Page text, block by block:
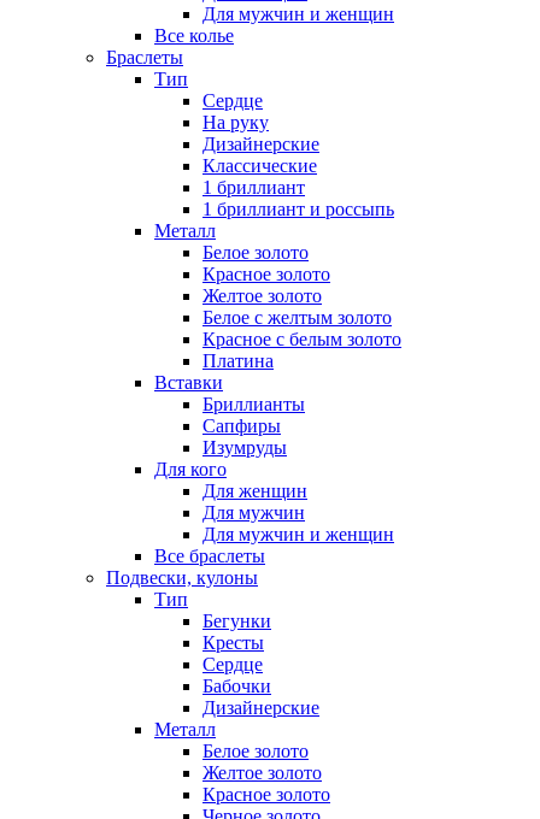
Для мужчин и женщин
Все колье
Браслеты
Тип
Сердце
На руку
Дизайнерские
Классические
1 бриллиант
1 бриллиант и россыпь
Металл
Белое золото
Красное золото
Желтое золото
Белое с желтым золото
Красное с белым золото
Платина
Вставки
Бриллианты
Сапфиры
Изумруды
Для кого
Для женщин
Для мужчин
Для мужчин и женщин
Все браслеты
Подвески, кулоны
Тип
Бегунки
Кресты
Сердце
Бабочки
Дизайнерские
Металл
Белое золото
Желтое золото
Красное золото